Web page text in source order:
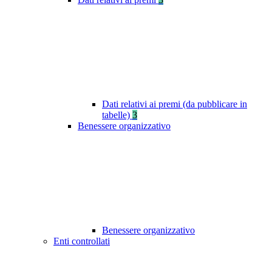
Dati relativi ai premi (da pubblicare in
tabelle) 3
Benessere organizzativo
Benessere organizzativo
Enti controllati